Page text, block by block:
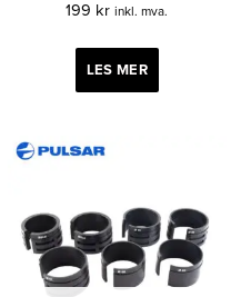
199 kr inkl. mva.
LES MER